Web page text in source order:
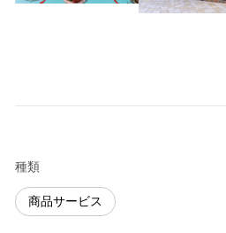
種類
商品サービス